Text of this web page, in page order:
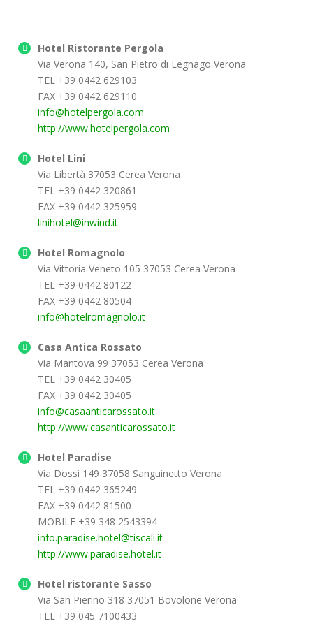
Hotel Ristorante Pergola
Via Verona 140, San Pietro di Legnago Verona
TEL +39 0442 629103
FAX +39 0442 629110
info@hotelpergola.com
http://www.hotelpergola.com
Hotel Lini
Via Libertà 37053 Cerea Verona
TEL +39 0442 320861
FAX +39 0442 325959
linihotel@inwind.it
Hotel Romagnolo
Via Vittoria Veneto 105 37053 Cerea Verona
TEL +39 0442 80122
FAX +39 0442 80504
info@hotelromagnolo.it
Casa Antica Rossato
Via Mantova 99 37053 Cerea Verona
TEL +39 0442 30405
FAX +39 0442 30405
info@casaanticarossato.it
http://www.casanticarossato.it
Hotel Paradise
Via Dossi 149 37058 Sanguinetto Verona
TEL +39 0442 365249
FAX +39 0442 81500
MOBILE +39 348 2543394
info.paradise.hotel@tiscali.it
http://www.paradise.hotel.it
Hotel ristorante Sasso
Via San Pierino 318 37051 Bovolone Verona
TEL +39 045 7100433